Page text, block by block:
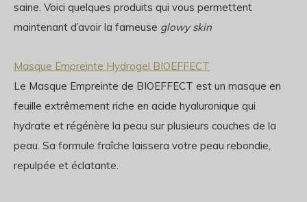
saine. Voici quelques produits qui vous permettent
maintenant d’avoir la fameuse glowy skin
Masque Empreinte Hydrogel BIOEFFECT
Le Masque Empreinte de BIOEFFECT est un masque en
feuille extrêmement riche en acide hyaluronique qui
hydrate et régénère la peau sur plusieurs couches de la
peau. Sa formule fraîche laissera votre peau rebondie,
repulpée et éclatante.